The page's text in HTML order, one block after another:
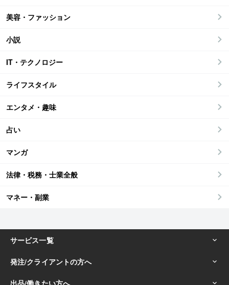
美容・ファッション
小説
IT・テクノロジー
ライフスタイル
エンタメ・趣味
占い
マンガ
法律・税務・士業全般
マネー・副業